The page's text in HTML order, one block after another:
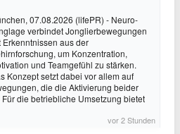
07.08.2026 (lifePR) - Neuro-
verbindet Jonglierbewegungen
Erkenntnissen aus der
um Konzentration,
und Teamgefühl zu stärken.
Konzept setzt dabei vor allem auf
die die Aktivierung beider
die betriebliche Umsetzung bietet
vor 2 Stunden